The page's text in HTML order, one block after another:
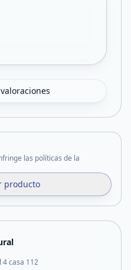
las políticas de la
producto
4 casa 112